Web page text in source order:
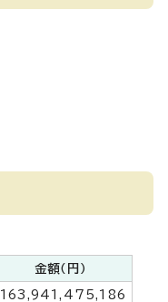
金額（円）
163,941,475,186